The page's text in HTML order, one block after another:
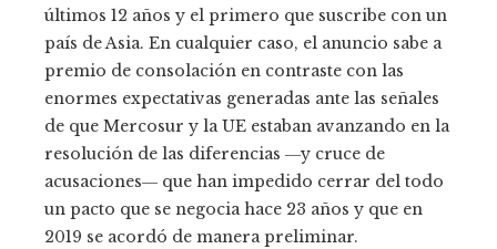
últimos 12 años y el primero que suscribe con un
país de Asia. En cualquier caso, el anuncio sabe a
premio de consolación en contraste con las
enormes expectativas generadas ante las señales
de que Mercosur y la UE estaban avanzando en la
resolución de las diferencias ―y cruce de
acusaciones― que han impedido cerrar del todo
un pacto que se negocia hace 23 años y que en
2019 se acordó de manera preliminar.